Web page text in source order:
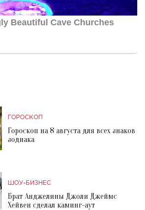
ГОРОСКОП
Гороскоп на 8 августа для всех знаков
зодиака
ШОУ-БИЗНЕС
Брат Анджелины Джоли Джеймс
Хейвен сделал каминг-аут